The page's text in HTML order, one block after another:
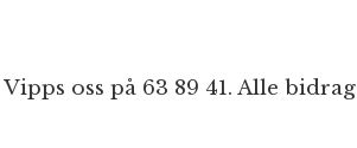
oss på 63 89 41. Alle bidrag